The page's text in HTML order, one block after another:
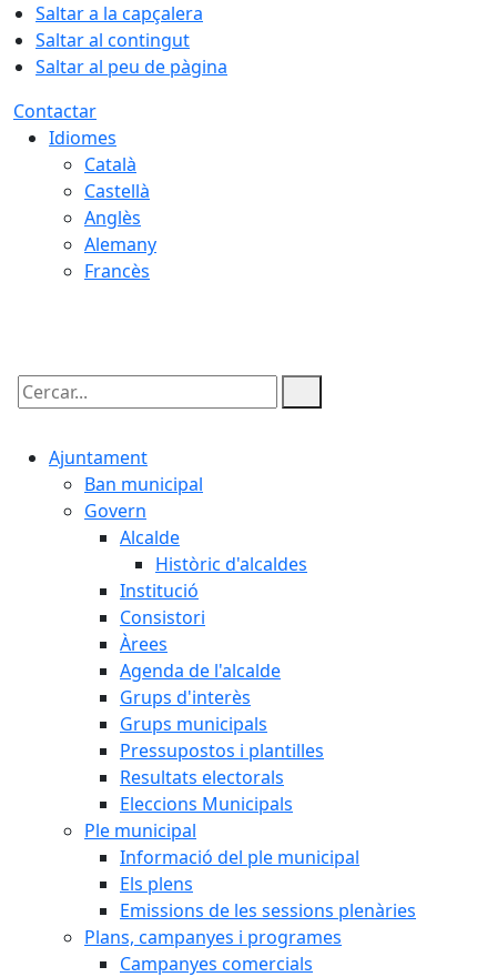
Saltar a la capçalera
Saltar al contingut
Saltar al peu de pàgina
Contactar
Idiomes
Català
Castellà
Anglès
Alemany
Francès
Cercar:
Ajuntament
Ban municipal
Govern
Alcalde
Històric d'alcaldes
Institució
Consistori
Àrees
Agenda de l'alcalde
Grups d'interès
Grups municipals
Pressupostos i plantilles
Resultats electorals
Eleccions Municipals
Ple municipal
Informació del ple municipal
Els plens
Emissions de les sessions plenàries
Plans, campanyes i programes
Campanyes comercials